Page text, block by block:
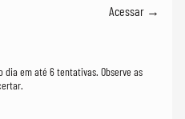
Acessar →
dia em até 6 tentativas. Observe as